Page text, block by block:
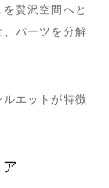
贅沢空間へと
パーツを分解
エットが特徴